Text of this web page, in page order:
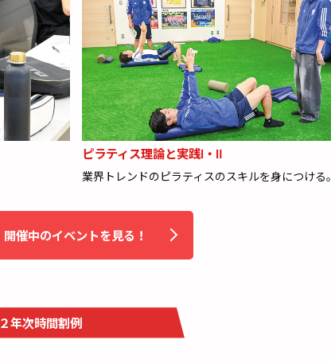
ピラティス理論と実践Ⅰ・Ⅱ
業界トレンドのピラティスのスキルを身につける。
開催中のイベントを見る！
２年次時間割例